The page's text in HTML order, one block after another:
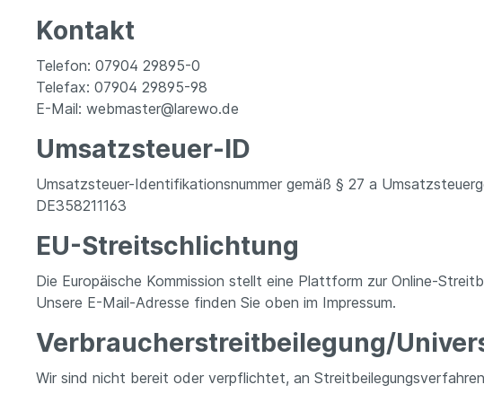
Kontakt
Telefon: 07904 29895-0
Telefax: 07904 29895-98
E-Mail: webmaster@larewo.de
Umsatzsteuer-ID
Umsatzsteuer-Identifikationsnummer gemäß § 27 a
DE358211163
EU-Streitschlichtung
Die Europäische Kommission stellt eine Plattform zur Online-
Unsere E-Mail-Adresse finden Sie oben im Impressum.
Verbraucher­streit­beilegung/
Wir sind nicht bereit oder verpflichtet, an